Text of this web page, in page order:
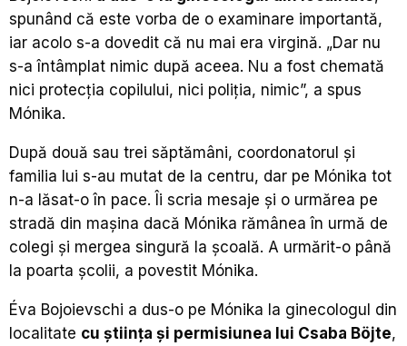
spunând că este vorba de o examinare importantă,
iar acolo s-a dovedit că nu mai era virgină. „Dar nu
s-a întâmplat nimic după aceea. Nu a fost chemată
nici protecția copilului, nici poliția, nimic”, a spus
Mónika.
După două sau trei săptămâni, coordonatorul și
familia lui s-au mutat de la centru, dar pe Mónika tot
n-a lăsat-o în pace. Îi scria mesaje și o urmărea pe
stradă din mașina dacă Mónika rămânea în urmă de
colegi și mergea singură la școală. A urmărit-o până
la poarta școlii, a povestit Mónika.
Éva Bojoievschi a dus-o pe Mónika la ginecologul din
localitate cu știința și permisiunea lui Csaba Böjte,